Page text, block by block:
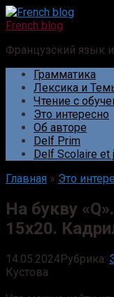
Перейти
к
French blog
Французский язык
Грамматика
Лексика и
Чтение с
Это интересно
Об авторе
Delf Prim
Delf Scolaire et
Главная » Это
На букву
15х20.
14.05.2024Рубрика:
Кустова